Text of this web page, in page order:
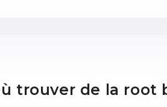
trouver de la root